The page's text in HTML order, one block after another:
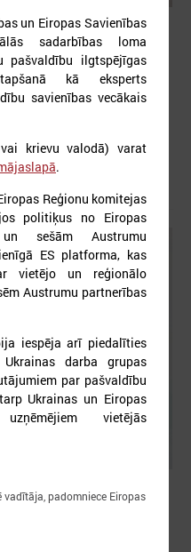
pieteikties
veltītai
sadarbībā ar “U-LEAD with
izsludinājusi pieteikšanos
“Uzticības tiltu sadarbības
vienojas par
un Eiropas Savienības
sadarbības loma
pašvaldību ilgtspējīgas
kā eksperts
savienības vecākais
krievu valodā) varat
.
Reģionu komitejas
politiķus no Eiropas
sešām Austrumu
ES platforma, kas
vietējo un reģionālo
Austrumu partnerības
iespēja arī piedalīties
darba grupas
par pašvaldību
Ukrainas un Eiropas
vietējās
padomniece Eiropas